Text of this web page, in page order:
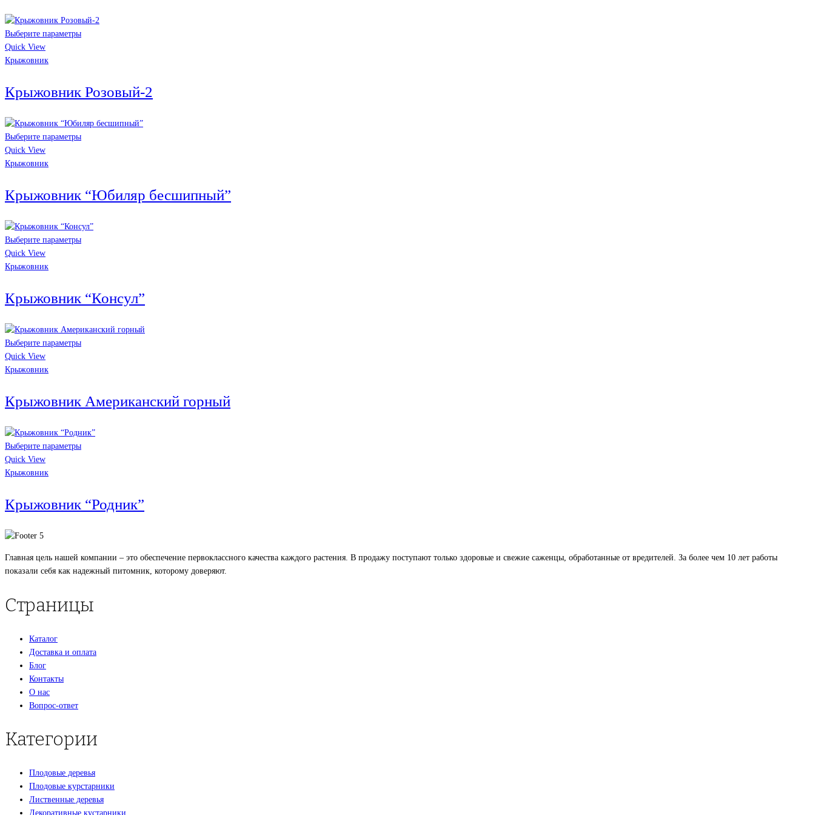
Выберите параметры
Quick View
Крыжовник
Крыжовник Розовый-2
Выберите параметры
Quick View
Крыжовник
Крыжовник “Юбиляр бесшипный”
Выберите параметры
Quick View
Крыжовник
Крыжовник “Консул”
Выберите параметры
Quick View
Крыжовник
Крыжовник Американский горный
Выберите параметры
Quick View
Крыжовник
Крыжовник “Родник”
Главная цель нашей компании – это обеспечение первоклассного качества каждого растения. В продажу поступают только здоровые и свежие саженцы, обработанные от вредителей. За более чем 10 лет работы
показали себя как надежный питомник, которому доверяют.
Страницы
Каталог
Доставка и оплата
Блог
Контакты
О нас
Вопрос-ответ
Категории
Плодовые деревья
Плодовые курстарники
Лиственные деревья
Декоративные кустарники